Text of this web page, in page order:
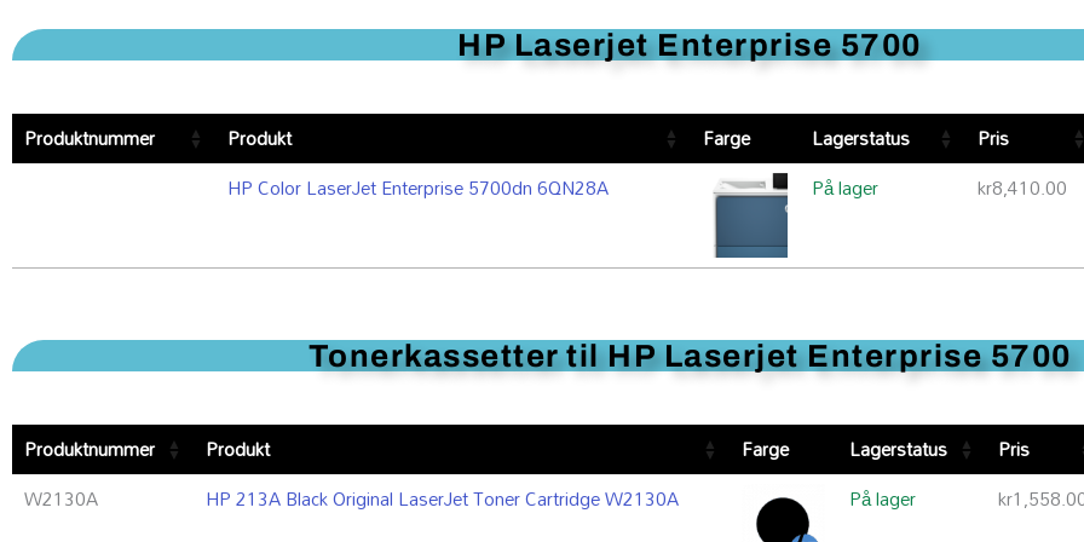
HP Laserjet Enterprise 5700
Produktnummer Produkt Farge Lagerstatus Pris
HP Color LaserJet Enterprise 5700dn 6QN28A
På lager kr8,410.00
Tonerkassetter til HP Laserjet Enterprise 5700
Produktnummer Produkt Farge Lagerstatus Pris
W2130A
HP 213A Black Original LaserJet Toner Cartridge W2130A På lager kr